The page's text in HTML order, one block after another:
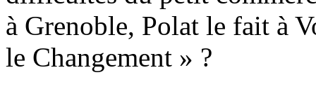
à Grenoble, Polat le fait à
le Changement » ?